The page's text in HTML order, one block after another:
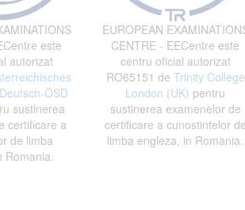
este
autorizat
ÖSD
sustinerea
certificare a
de limba
EUROPEAN
CENTRE - EECentre este
centru oficial autorizat
RO65151 de Trinity College
London (UK) pentru
sustinerea examenelor de
certificare a cunostintelor de
limba engleza, in Romania.